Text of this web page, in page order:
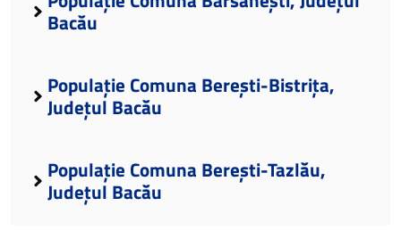
Bacău
Populație Comuna Berești-Bistrița,
Județul Bacău
Populație Comuna Berești-Tazlău,
Județul Bacău